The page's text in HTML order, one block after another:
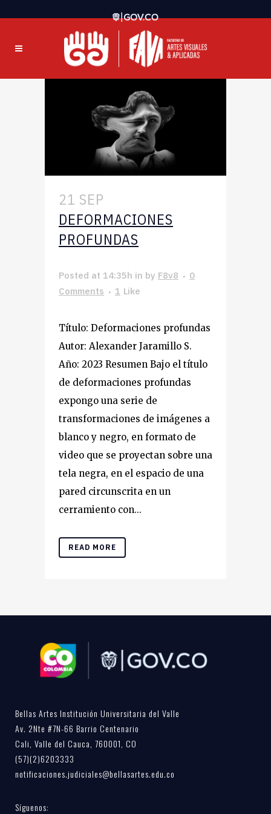
21 SEP
DEFORMACIONES
PROFUNDAS
Posted at 14:35h in by F8v8
0
Comments
1 Like
Título: Deformaciones profundas
Autor: Alexander Jaramillo S.
Año: 2023 Resumen Bajo el título
de deformaciones profundas
expongo una serie de
transformaciones de imágenes a
blanco y negro, en formato de
video que se proyectan sobre una
tela negra, en el espacio de una
pared circunscrita en un
cerramiento con...
READ MORE
Bellas Artes Institución Universitaria del Valle
Av. 2Nte #7N-66 Barrio Centenario
Cali, Valle del Cauca, 760001, CO
(57)(2)6203333
notificaciones.judiciales@bellasartes.edu.co
Síguenos: